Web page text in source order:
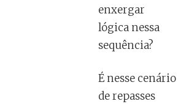
enxergar
lógica nessa
sequência?
É nesse cenário
de repasses